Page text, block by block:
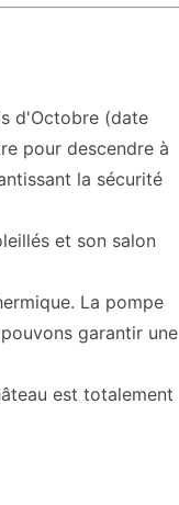
d'Octobre (date
pour descendre à
la sécurité
et son salon
La pompe
garantir une
est totalement